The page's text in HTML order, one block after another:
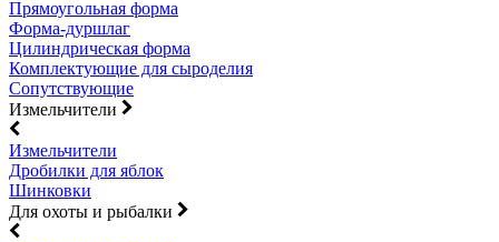
Прямоугольная форма
Форма-дуршлаг
Цилиндрическая форма
Комплектующие для сыроделия
Сопутствующие
Измельчители
Измельчители
Дробилки для яблок
Шинковки
Для охоты и рыбалки